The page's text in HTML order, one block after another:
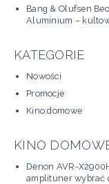
Bang & Olufsen
Aluminium –
KATEGORIE
Nowości
Promocje
Kino domowe
KINO
Denon AVR-
amplituner wybrać